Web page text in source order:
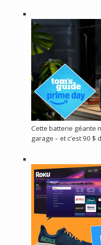
Cette batterie géante
garage – et c'est 90 $